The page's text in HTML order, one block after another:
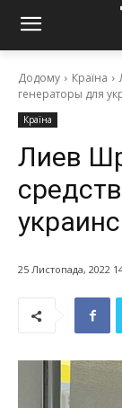
Додому Країна
генераторы для
Країна
Лиев
25 Листопада, 2022